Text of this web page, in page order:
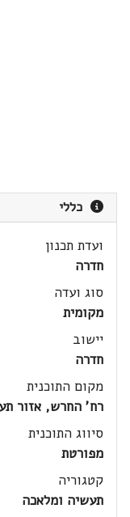
כללי
ועדת תכנון
חדרה
סוג ועדה
מקומית
יישוב
חדרה
מקום התוכנית
רח' החרש, אזור
סיווג התוכנית
מפורטת
קטגוריה
תעשיה ומלאכה